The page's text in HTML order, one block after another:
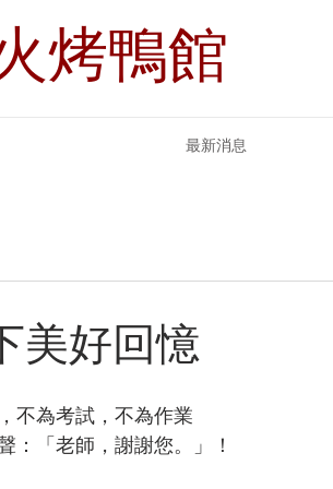
烤鴨館
最新消息
美好回憶
不為考試，不為作業
：「老師，謝謝您。」！